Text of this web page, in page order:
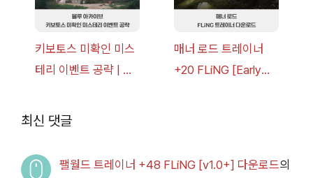
키보토스 미확인 미스
테리 이벤트 공략 | 블
매너 로드 트레이너
+20 FLiNG [Early
최신 댓글
팰월드 트레이너 +48 FLiNG [v1.0+] 다운로드의